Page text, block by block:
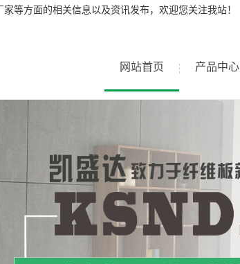
等方面的相关信息以及资讯发布，欢迎您关注我站！
网站首页 产品中心